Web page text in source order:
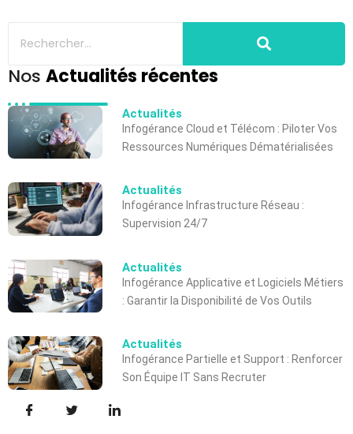
Nos Actualités récentes
Actualités
Infogérance Cloud et Télécom : Piloter Vos
Ressources Numériques Dématérialisées
Actualités
Infogérance Infrastructure Réseau :
Supervision 24/7
Actualités
Infogérance Applicative et Logiciels Métiers
: Garantir la Disponibilité de Vos Outils
Actualités
Infogérance Partielle et Support : Renforcer
Son Équipe IT Sans Recruter